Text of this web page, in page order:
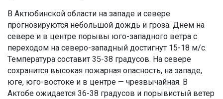
В Актюбинской области на западе и севере
прогнозируются небольшой дождь и гроза. Днем на
севере и в центре порывы юго-западного ветра с
переходом на северо-западный достигнут 15-18 м/с.
Температура составит 35-38 градусов. На севере
сохранится высокая пожарная опасность, на западе,
юге, юго-востоке и в центре — чрезвычайная. В
Актобе ожидается 36-38 градусов и порывистый ветер